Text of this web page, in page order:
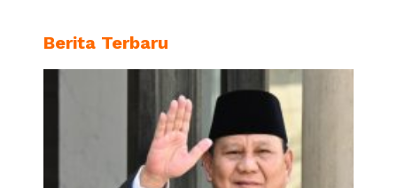
Berita Terbaru